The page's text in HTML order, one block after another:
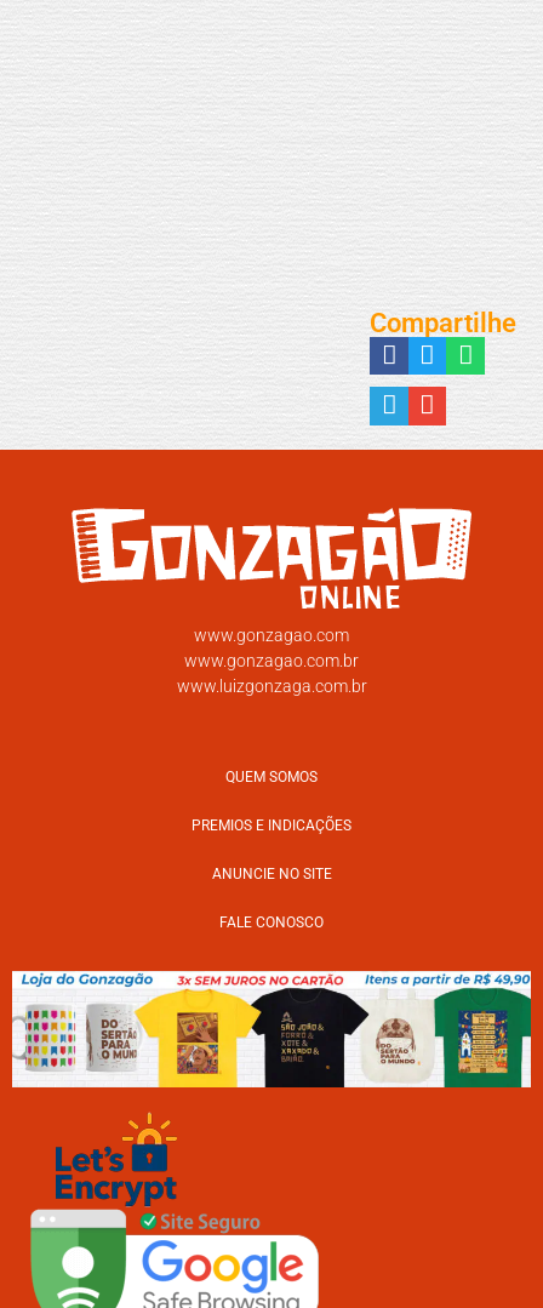
Compartilhe
www.gonzagao.com
www.gonzagao.com.br
www.luizgonzaga.com.br
QUEM SOMOS
PREMIOS E INDICAÇÕES
ANUNCIE NO SITE
FALE CONOSCO